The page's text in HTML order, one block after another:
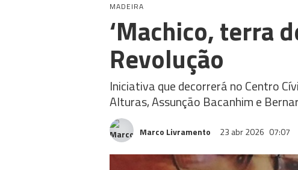
MADEIRA
‘Machico, terra
Revolução
Iniciativa que decorrerá no Centro
Alturas, Assunção Bacanhim e
Marco Livramento 23 abr 2026 07:07